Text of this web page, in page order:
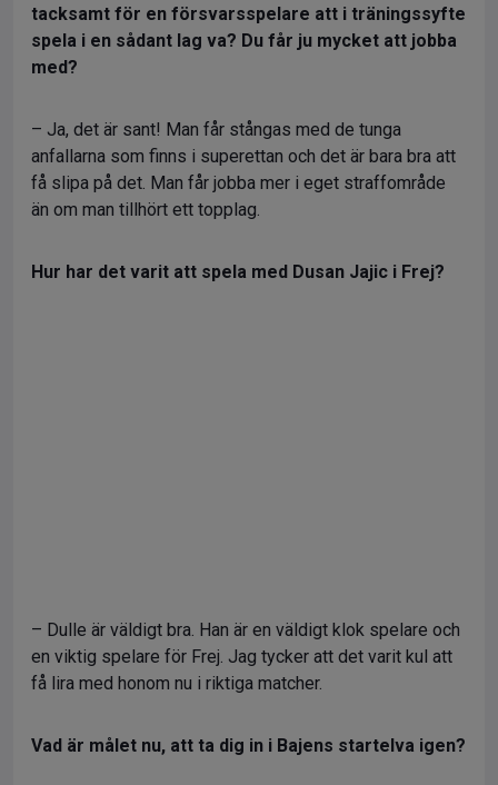
tacksamt för en försvarsspelare att i träningssyfte
spela i en sådant lag va? Du får ju mycket att jobba
med?
– Ja, det är sant! Man får stångas med de tunga
anfallarna som finns i superettan och det är bara bra att
få slipa på det. Man får jobba mer i eget straffområde
än om man tillhört ett topplag.
Hur har det varit att spela med Dusan Jajic i Frej?
– Dulle är väldigt bra. Han är en väldigt klok spelare och
en viktig spelare för Frej. Jag tycker att det varit kul att
få lira med honom nu i riktiga matcher.
Vad är målet nu, att ta dig in i Bajens startelva igen?